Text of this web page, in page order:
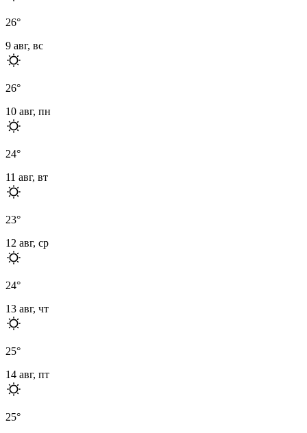
26°
9 авг, вс
26°
10 авг, пн
24°
11 авг, вт
23°
12 авг, ср
24°
13 авг, чт
25°
14 авг, пт
25°